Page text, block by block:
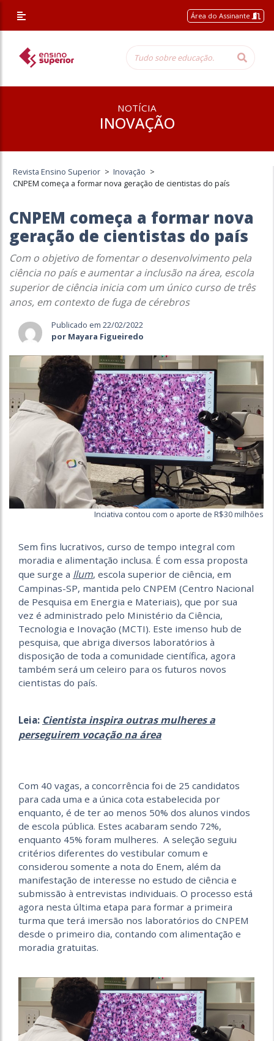
Área do Assinante
NOTÍCIA
INOVAÇÃO
Revista Ensino Superior > Inovação >
CNPEM começa a formar nova geração de cientistas do país
CNPEM começa a formar nova
geração de cientistas do país
Com o objetivo de fomentar o desenvolvimento pela
ciência no país e aumentar a inclusão na área, escola
superior de ciência inicia com um único curso de três
anos, em contexto de fuga de cérebros
Publicado em 22/02/2022
por Mayara Figueiredo
Inciativa contou com o aporte de R$30 milhões
Sem fins lucrativos, curso de tempo integral com
moradia e alimentação inclusa. É com essa proposta
que surge a Ilum, escola superior de ciência, em
Campinas-SP, mantida pelo CNPEM (Centro Nacional
de Pesquisa em Energia e Materiais), que por sua
vez é administrado pelo Ministério da Ciência,
Tecnologia e Inovação (MCTI). Este imenso hub de
pesquisa, que abriga diversos laboratórios à
disposição de toda a comunidade científica, agora
também será um celeiro para os futuros novos
cientistas do país.
Leia: Cientista inspira outras mulheres a
perseguirem vocação na área
Com 40 vagas, a concorrência foi de 25 candidatos
para cada uma e a única cota estabelecida por
enquanto, é de ter ao menos 50% dos alunos vindos
de escola pública. Estes acabaram sendo 72%,
enquanto 45% foram mulheres. A seleção seguiu
critérios diferentes do vestibular comum e
considerou somente a nota do Enem, além da
manifestação de interesse no estudo de ciência e
submissão à entrevistas individuais. O processo está
agora nesta última etapa para formar a primeira
turma que terá imersão nos laboratórios do CNPEM
desde o primeiro dia, contando com alimentação e
moradia gratuitas.